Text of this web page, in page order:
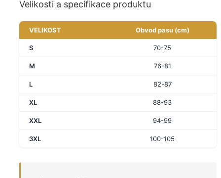
Velikosti a specifikace produktu
VELIKOST Obvod pasu (cm)
S 70-75
M 76-81
L 82-87
XL 88-93
XXL 94-99
3XL 100-105